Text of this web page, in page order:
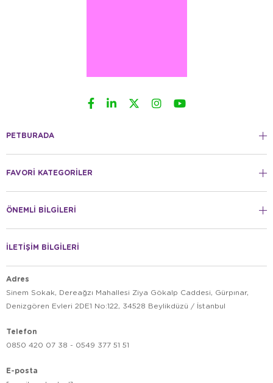
PETBURADA
FAVORİ KATEGORİLER
ÖNEMLİ BİLGİLERİ
İLETİŞİM BİLGİLERİ
Adres
Sinem Sokak, Dereağzı Mahallesi Ziya Gökalp Caddesi, Gürpınar,
Denizgören Evleri 2DE1 No:122, 34528 Beylikdüzü / İstanbul
Telefon
0850 420 07 38 - 0549 377 51 51
E-posta